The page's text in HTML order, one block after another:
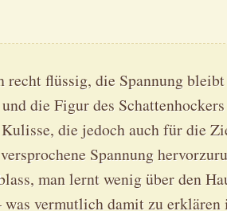
flüssig, die Spannung
die Figur des
die jedoch auch für die
Spannung
man lernt wenig über den
vermutlich damit zu erklären